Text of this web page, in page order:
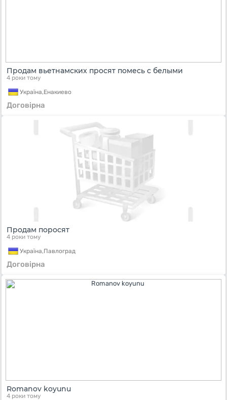
Продам вьетнамских просят помесь с белыми
4 роки тому
Україна,Енакиево
Договірна
Продам поросят
4 роки тому
Україна,Павлоград
Договірна
Romanov koyunu
4 роки тому